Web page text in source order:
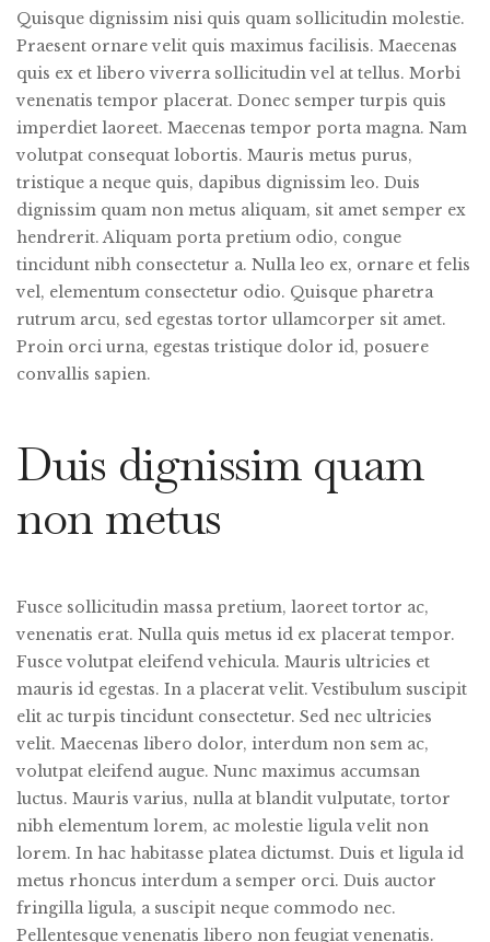
Quisque dignissim nisi quis quam sollicitudin molestie.
Praesent ornare velit quis maximus facilisis. Maecenas
quis ex et libero viverra sollicitudin vel at tellus. Morbi
venenatis tempor placerat. Donec semper turpis quis
imperdiet laoreet. Maecenas tempor porta magna. Nam
volutpat consequat lobortis. Mauris metus purus,
tristique a neque quis, dapibus dignissim leo. Duis
dignissim quam non metus aliquam, sit amet semper ex
hendrerit. Aliquam porta pretium odio, congue
tincidunt nibh consectetur a. Nulla leo ex, ornare et felis
vel, elementum consectetur odio. Quisque pharetra
rutrum arcu, sed egestas tortor ullamcorper sit amet.
Proin orci urna, egestas tristique dolor id, posuere
convallis sapien.
Duis dignissim quam
non metus
Fusce sollicitudin massa pretium, laoreet tortor ac,
venenatis erat. Nulla quis metus id ex placerat tempor.
Fusce volutpat eleifend vehicula. Mauris ultricies et
mauris id egestas. In a placerat velit. Vestibulum suscipit
elit ac turpis tincidunt consectetur. Sed nec ultricies
velit. Maecenas libero dolor, interdum non sem ac,
volutpat eleifend augue. Nunc maximus accumsan
luctus. Mauris varius, nulla at blandit vulputate, tortor
nibh elementum lorem, ac molestie ligula velit non
lorem. In hac habitasse platea dictumst. Duis et ligula id
metus rhoncus interdum a semper orci. Duis auctor
fringilla ligula, a suscipit neque commodo nec.
Pellentesque venenatis libero non feugiat venenatis.